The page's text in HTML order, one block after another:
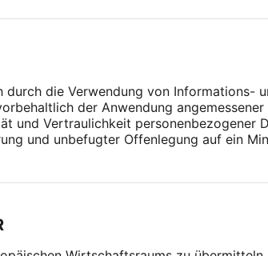
die Verwendung von Informations-
der Anwendung angemessener
und Vertraulichkeit personenbezogener
und unbefugter Offenlegung auf ein